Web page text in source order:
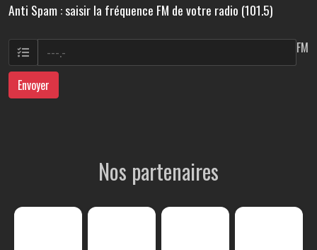
Anti Spam : saisir la fréquence FM de votre radio (101.5)
FM
Envoyer
Nos partenaires